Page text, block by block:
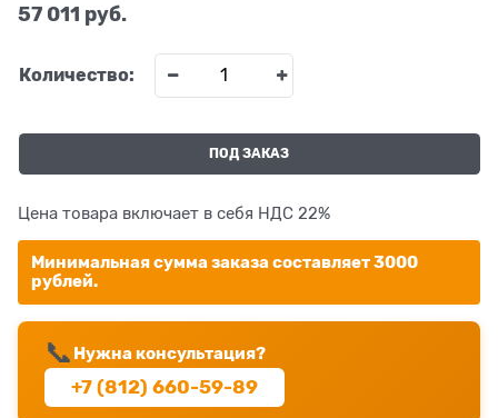
57 011 руб.
Количество:
ПОД ЗАКАЗ
Цена товара включает в себя НДС 22%
Минимальная сумма заказа составляет 3000
рублей.
📞 Нужна консультация?
+7 (812) 660-59-89